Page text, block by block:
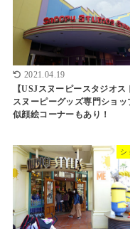
2021.04.19
【USJスヌーピースタジオス
スヌーピーグッズ専門ショッ
似顔絵コーナーもあり！
シ